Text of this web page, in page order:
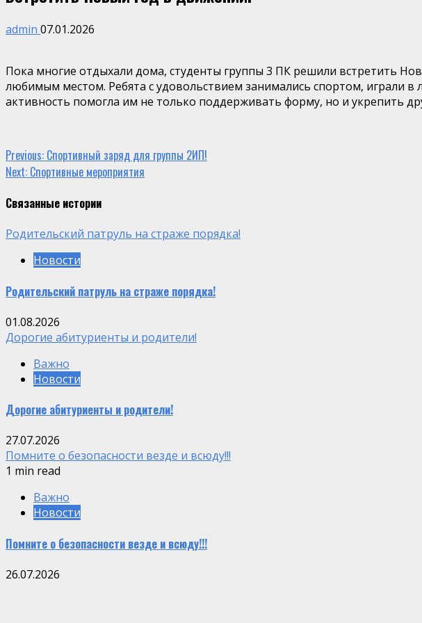
admin 07.01.2026
Пока многие отдыхали дома, студенты группы 3 ПК решили встретить
любимым местом. Ребята с удовольствием занимались спортом, играли
активность помогла им не только поддерживать форму, но и укрепить
Continue
Reading
Previous: Спортивный заряд для группы 2ИП!
Next: Cпортивные мероприятия
Связанные истории
Родительский патруль на страже порядка!
Новости
Родительский патруль на страже порядка!
01.08.2026
Дорогие абитуриенты и родители!
Важно
Новости
Дорогие абитуриенты и родители!
27.07.2026
Помните о безопасности везде и всюду!!!
1 min read
Важно
Новости
Помните о безопасности везде и всюду!!!
26.07.2026